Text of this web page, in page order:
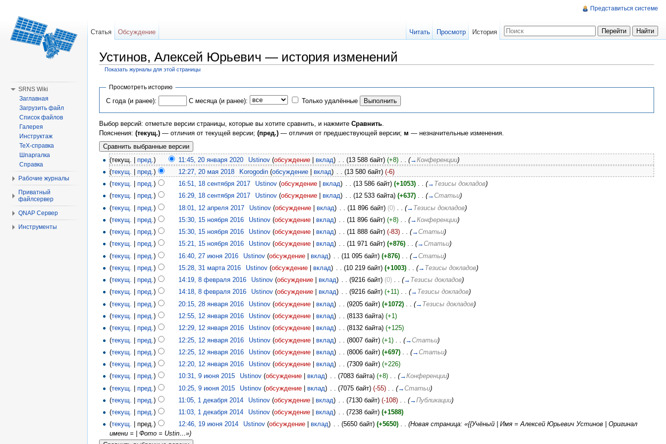
Устинов, Алексей Юрьевич — история изменений
Показать журналы для этой страницы
Просмотреть историю
С года (и ранее): С месяца (и ранее): Только удалённые
Выбор версий: отметьте версии страницы, которые вы хотите сравнить, и нажмите Сравнить.
Пояснения: (текущ.) — отличия от текущей версии; (пред.) — отличия от предшествующей версии; м — незначительные изменения.
(текущ. |пред.) 11:45, 20 января 2020 Ustinov (обсуждение| вклад) (13 588 байт) (+8) (→Конференции)
(текущ. |пред.) 12:27, 20 мая 2018 Korogodin (обсуждение| вклад) (13 580 байт) (-6)
(текущ. |пред.) 16:51, 18 сентября 2017 Ustinov (обсуждение| вклад) . . (13 586 байт) (+1053) . . (→ Тезисы докладов)
(текущ. |пред.) 16:29, 18 сентября 2017 Ustinov (обсуждение| вклад) . . (12 533 байта) (+637) . . (→Статьи)
(текущ. |пред.) 18:01, 12 апреля 2017 Ustinov (обсуждение| вклад) (11 896 байт) (0) (→ Тезисы докладов)
(текущ. |пред.) 15:30, 15 ноября 2016 Ustinov (обсуждение| вклад) (11 896 байт) (+8) (→Конференции)
(текущ. |пред.) 15:30, 15 ноября 2016 Ustinov (обсуждение| вклад) . . (11 888 байт) (-83) . . (→Статьи)
(текущ. |пред.) 15:21, 15 ноября 2016 Ustinov (обсуждение| вклад) . . (11 971 байт) (+876) . . (→Статьи)
(текущ. |пред.) 16:40, 27 июня 2016 Ustinov (обсуждение| вклад) (11 095 байт) (+876) (→Статьи)
(текущ. |пред.) 15:28, 31 марта 2016 Ustinov (обсуждение| вклад) (10 219 байт) (+1003) (→ Тезисы докладов)
(текущ. |пред.) 14:19, 8 февраля 2016 Ustinov (обсуждение| вклад) . . (9216 байт) (0) . . (→ Тезисы докладов)
(текущ. |пред.) 14:18, 8 февраля 2016 Ustinov (обсуждение| вклад) . . (9216 байт) (+11) . . (→ Тезисы докладов)
(текущ. |пред.) 20:15, 28 января 2016 Ustinov (обсуждение| вклад) (9205 байт) (+1072) (→ Тезисы докладов)
(текущ. |пред.) 12:55, 12 января 2016 Ustinov (обсуждение| вклад) . . (8133 байта) (+1)
(текущ. |пред.) 12:29, 12 января 2016 Ustinov (обсуждение| вклад) . . (8132 байта) (+125)
(текущ. |пред.) 12:25, 12 января 2016 Ustinov (обсуждение| вклад) (8007 байт) (+1) (→Статьи)
(текущ. |пред.) 12:25, 12 января 2016 Ustinov (обсуждение| вклад) (8006 байт) (+697) (→Статьи)
(текущ. |пред.) 12:20, 12 января 2016 Ustinov (обсуждение| вклад) . . (7309 байт) (+226)
(текущ. |пред.) 10:31, 9 июня 2015 Ustinov (обсуждение| вклад) . . (7083 байта) (+8) . . (→Конференции)
(текущ. |пред.) 10:25, 9 июня 2015 Ustinov (обсуждение| вклад) (7075 байт) (-55) (→Статьи)
(текущ. |пред.) 11:05, 1 декабря 2014 Ustinov (обсуждение| вклад) (7130 байт) (-108) (→Публикации)
(текущ. |пред.) 11:03, 1 декабря 2014 Ustinov (обсуждение| вклад) . . (7238 байт) (+1588)
(текущ. | пред.) 12:46, 19 июня 2014 Ustinov (обсуждение| вклад) . . (5650 байт) (+5650) . . (Новая страница: «{{Учёный | Имя = Алексей Юрьевич Устинов | Оригинал
имени = | Фото = Ustin…»)
Представиться системе
Статья Обсуждение Читать Просмотр История
SRNS Wiki
Заглавная
Загрузить файл
Список файлов
Галерея
Инструктаж
TeX-справка
Шпаргалка
Справка
Рабочие журналы
Приватный
файлсервер
QNAP Сервер
Инструменты